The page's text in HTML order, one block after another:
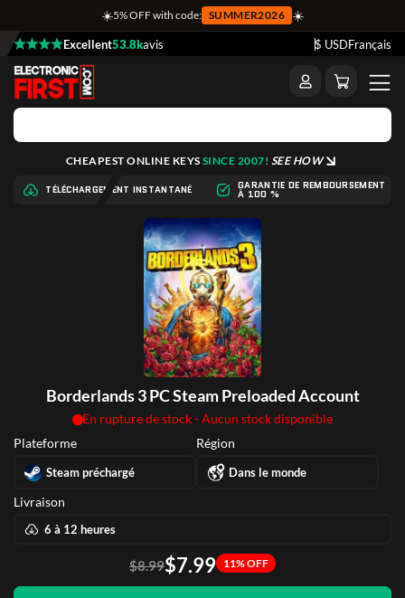
☀️5% OFF with code: SUMMER2026 ☀️
Excellent53.8kavis $ USDFrançais
CHEAPEST ONLINE KEYS SINCE 2007! SEE HOW
TÉLÉCHARGEMENT INSTANTANÉ GARANTIE DE REMBOURSEMENT
À 100 %
Borderlands 3 PC Steam Preloaded Account
En rupture de stock - Aucun stock disponible
Plateforme
Steam préchargé
Région
Dans le monde
Livraison
6 à 12 heures
$8.99$7.99 11% OFF